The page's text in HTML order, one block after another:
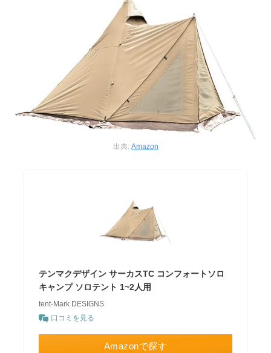
出典: Amazon
テンマクデザイン サーカスTC コンフォートソロ
キャンプ ソロテント 1~2人用
tent-Mark DESIGNS
口コミを見る
Amazonで探す